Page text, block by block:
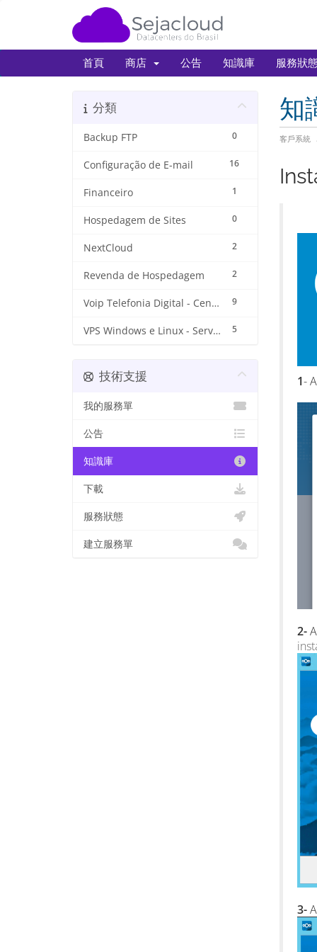
首頁 商店 公告 知識庫 服務狀
知
客戶系統
分類
0
Backup FTP
16
Configuração de E-mail
1
Financeiro
0
Hospedagem de Sites
2
NextCloud
2
Revenda de Hospedagem
9
Voip Telefonia Digital - Central VoiP
5
VPS Windows e Linux - Servidores
1-
2-
3-
技術支援
我的服務單
公告
知識庫
下載
服務狀態
建立服務單